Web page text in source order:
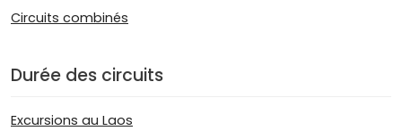
Circuits combinés
Durée des circuits
Excursions au Laos